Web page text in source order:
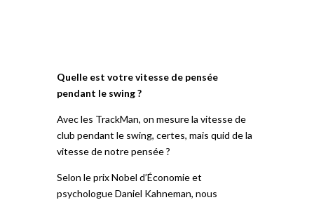
Quelle est votre vitesse de pensée
pendant le swing ?
Avec les TrackMan, on mesure la vitesse de
club pendant le swing, certes, mais quid de la
vitesse de notre pensée ?
Selon le prix Nobel d’Économie et
psychologue Daniel Kahneman, nous